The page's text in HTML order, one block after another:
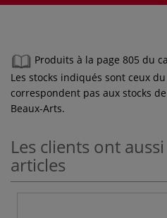
Produits à la page 805 du
Les stocks indiqués sont ceux
correspondent pas aux stocks
Beaux-Arts.
Les clients ont
articles